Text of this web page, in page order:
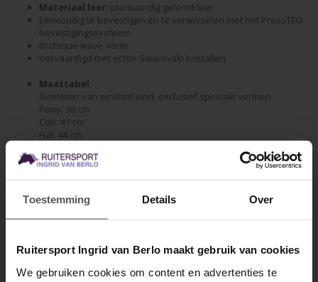
Toestemming Details Over
Ruitersport Ingrid van Berlo maakt gebruik van cookies
We gebruiken cookies om content en advertenties te
Materiaal leer: plantaardig gelooid leer
Eenvoudig te bevestigen en te verwisselen met het PressTEQ
bevestigingssysteem
In chique wave vorm
Vervaardigd met echte Swarovski kristallen
Maattabel:
Gemeten van eind tot eind, exclusief speciale vormen
Pony: 38 cm
Cob: 41 cm
Full: 44 cm